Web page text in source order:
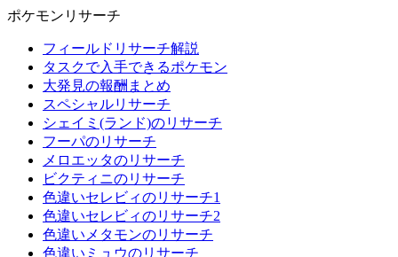
ポケモンリサーチ
フィールドリサーチ解説
タスクで入手できるポケモン
大発見の報酬まとめ
スペシャルリサーチ
シェイミ(ランド)のリサーチ
フーパのリサーチ
メロエッタのリサーチ
ビクティニのリサーチ
色違いセレビィのリサーチ1
色違いセレビィのリサーチ2
色違いメタモンのリサーチ
色違いミュウのリサーチ